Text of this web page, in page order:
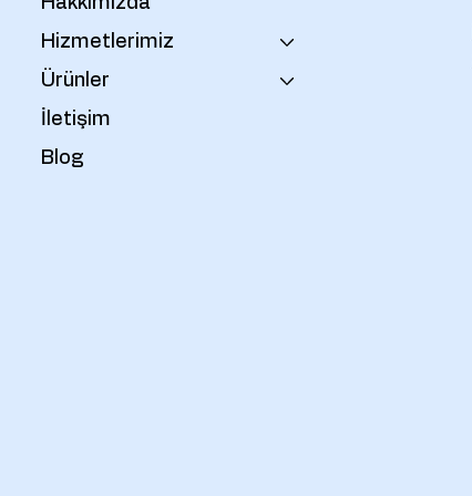
Hizmetlerimiz
Ürünler
İletişim
Blog